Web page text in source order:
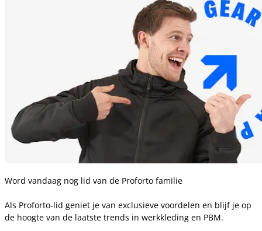
Word vandaag nog lid van de Proforto familie
Als Proforto-lid geniet je van exclusieve voordelen en blijf je op
de hoogte van de laatste trends in werkkleding en PBM.